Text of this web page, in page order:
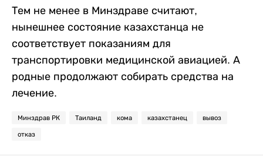
Тем не менее в Минздраве считают,
нынешнее состояние казахстанца не
соответствует показаниям для
транспортировки медицинской авиацией. А
родные продолжают собирать средства на
лечение.
Минздрав РК Таиланд кома казахстанец вывоз
отказ